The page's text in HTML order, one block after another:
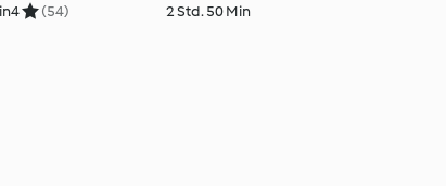
4 (54) 2 Std. 50 Min